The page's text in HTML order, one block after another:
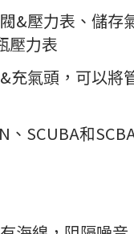
&壓力表、儲存
壓力表
充氣頭，可以將
、SCUBA和